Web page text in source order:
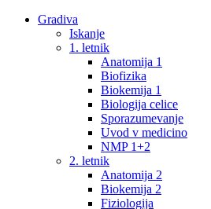
Gradiva
Iskanje
1. letnik
Anatomija 1
Biofizika
Biokemija 1
Biologija celice
Sporazumevanje
Uvod v medicino
NMP 1+2
2. letnik
Anatomija 2
Biokemija 2
Fiziologija